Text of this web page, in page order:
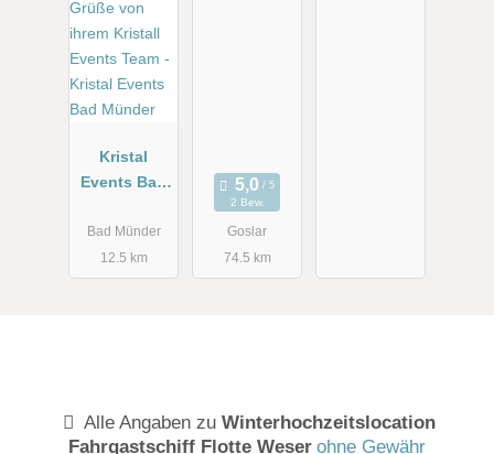
Kristal
Events Bad
Bad Münder
12.5 km
2 Bew.
Goslar
74.5 km
Alle Angaben zu Winterhochzeitslocation
Fahrgastschiff Flotte Weser ohne Gewähr